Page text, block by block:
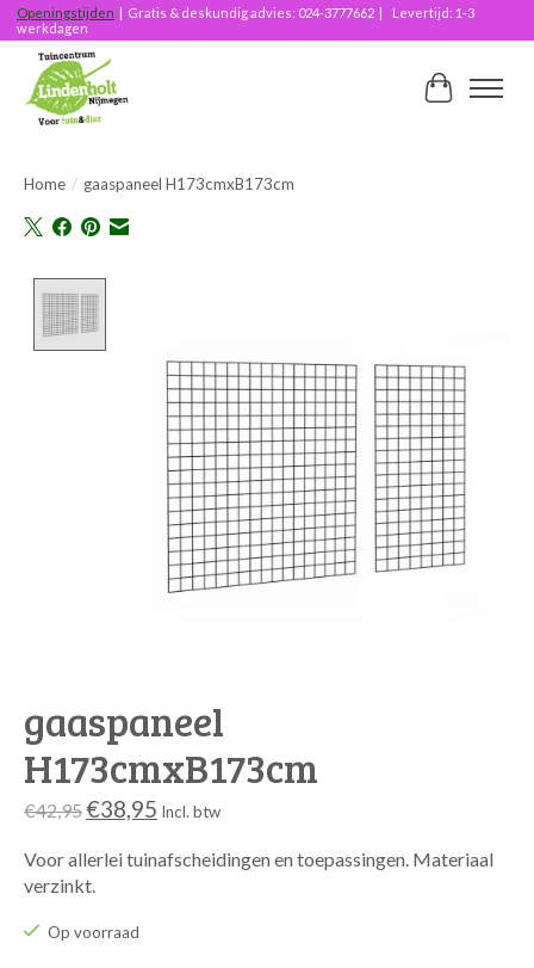
Openingstijden | Gratis & deskundig advies: 024-3777662 | Levertijd: 1-3
werkdagen
Home / gaaspaneel H173cmxB173cm
gaaspaneel
H173cmxB173cm
€42,95€38,95 Incl. btw
Voor allerlei tuinafscheidingen en toepassingen. Materiaal
verzinkt.
Op voorraad